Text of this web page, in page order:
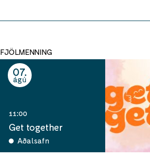
FJÖLMENNING
07
ágú
11:00
Get together
Aðalsafn